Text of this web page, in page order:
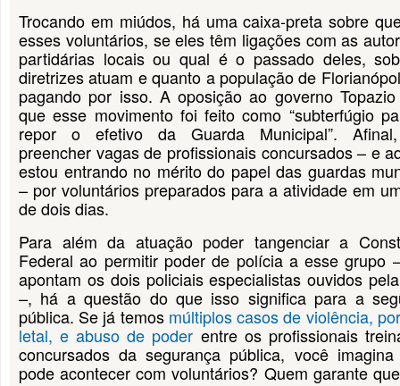
Trocando em miúdos, há uma caixa-preta sobre
esses voluntários, se eles têm ligações com as
partidárias locais ou qual é o passado deles,
diretrizes atuam e quanto a população de
pagando por isso. A oposição ao governo
que esse movimento foi feito como “subterfúgio
repor o efetivo da Guarda Municipal”.
preencher vagas de profissionais concursados – e
estou entrando no mérito do papel das guardas
– por voluntários preparados para a atividade em
de dois dias.
Para além da atuação poder tangenciar a
Federal ao permitir poder de polícia a esse grupo
apontam os dois policiais especialistas ouvidos
–, há a questão do que isso significa para a
pública. Se já temos múltiplos casos de violência,
letal, e abuso de poder entre os profissionais
concursados da segurança pública, você
pode acontecer com voluntários? Quem garante